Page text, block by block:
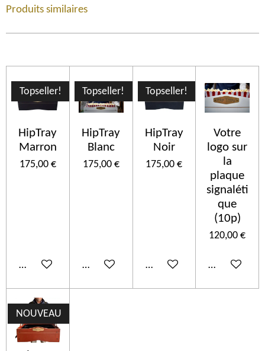
Produits similaires
Topseller!
HipTray
Marron
175,00 €
Añadir al carrito
Topseller!
HipTray
Blanc
175,00 €
Añadir al carrito
Topseller!
HipTray
Noir
175,00 €
Añadir al carrito
Votre
logo sur
la
plaque
signaléti
que
(10p)
120,00 €
Añadir al
NOUVEAU